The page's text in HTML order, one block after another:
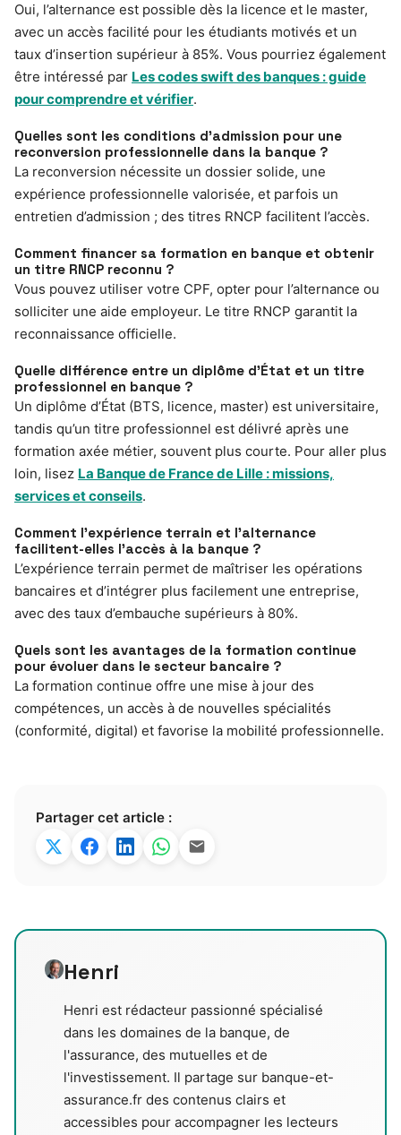
Oui, l’alternance est possible dès la licence et le master,
avec un accès facilité pour les étudiants motivés et un
taux d’insertion supérieur à 85%. Vous pourriez également
être intéressé par Les codes swift des banques : guide
pour comprendre et vérifier.
Quelles sont les conditions d’admission pour une
reconversion professionnelle dans la banque ?
La reconversion nécessite un dossier solide, une
expérience professionnelle valorisée, et parfois un
entretien d’admission ; des titres RNCP facilitent l’accès.
Comment financer sa formation en banque et obtenir
un titre RNCP reconnu ?
Vous pouvez utiliser votre CPF, opter pour l’alternance ou
solliciter une aide employeur. Le titre RNCP garantit la
reconnaissance officielle.
Quelle différence entre un diplôme d’État et un titre
professionnel en banque ?
Un diplôme d’État (BTS, licence, master) est universitaire,
tandis qu’un titre professionnel est délivré après une
formation axée métier, souvent plus courte. Pour aller plus
loin, lisez La Banque de France de Lille : missions,
services et conseils.
Comment l’expérience terrain et l’alternance
facilitent-elles l’accès à la banque ?
L’expérience terrain permet de maîtriser les opérations
bancaires et d’intégrer plus facilement une entreprise,
avec des taux d’embauche supérieurs à 80%.
Quels sont les avantages de la formation continue
pour évoluer dans le secteur bancaire ?
La formation continue offre une mise à jour des
compétences, un accès à de nouvelles spécialités
(conformité, digital) et favorise la mobilité professionnelle.
Partager cet article :
Henri
Henri est rédacteur passionné spécialisé
dans les domaines de la banque, de
l'assurance, des mutuelles et de
l'investissement. Il partage sur banque-et-
assurance.fr des contenus clairs et
accessibles pour accompagner les lecteurs